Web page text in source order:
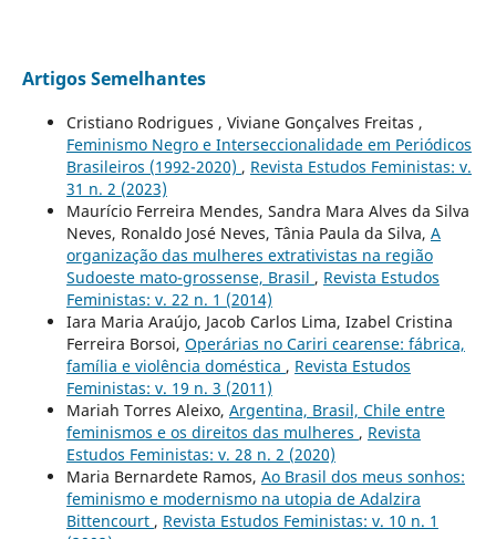
Artigos Semelhantes
Cristiano Rodrigues , Viviane Gonçalves Freitas ,
Feminismo Negro e Interseccionalidade em Periódicos
Brasileiros (1992-2020) , Revista Estudos Feministas: v.
31 n. 2 (2023)
Maurício Ferreira Mendes, Sandra Mara Alves da Silva
Neves, Ronaldo José Neves, Tânia Paula da Silva, A
organização das mulheres extrativistas na região
Sudoeste mato-grossense, Brasil , Revista Estudos
Feministas: v. 22 n. 1 (2014)
Iara Maria Araújo, Jacob Carlos Lima, Izabel Cristina
Ferreira Borsoi, Operárias no Cariri cearense: fábrica,
família e violência doméstica , Revista Estudos
Feministas: v. 19 n. 3 (2011)
Mariah Torres Aleixo, Argentina, Brasil, Chile entre
feminismos e os direitos das mulheres , Revista
Estudos Feministas: v. 28 n. 2 (2020)
Maria Bernardete Ramos, Ao Brasil dos meus sonhos:
feminismo e modernismo na utopia de Adalzira
Bittencourt , Revista Estudos Feministas: v. 10 n. 1